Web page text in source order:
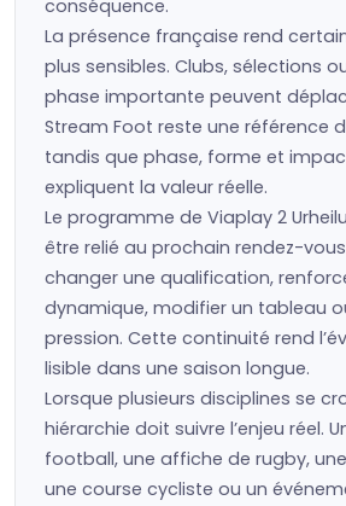
conséquence.
La présence française rend
plus sensibles. Clubs, sélections
phase importante peuvent
Stream Foot reste une référence
tandis que phase, forme et
expliquent la valeur réelle.
Le programme de Viaplay 2
être relié au prochain rendez-
changer une qualification,
dynamique, modifier un tableau
pression. Cette continuité rend
lisible dans une saison longue.
Lorsque plusieurs disciplines se
hiérarchie doit suivre l’enjeu réel.
football, une affiche de rugby,
une course cycliste ou un